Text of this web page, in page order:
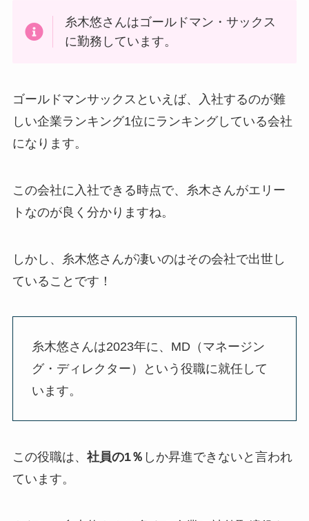
糸木悠さんはゴールドマン・サックス
に勤務しています。
ゴールドマンサックスといえば、入社するのが難
しい企業ランキング1位にランキングしている会社
になります。
この会社に入社できる時点で、糸木さんがエリー
トなのが良く分かりますね。
しかし、糸木悠さんが凄いのはその会社で出世し
ていることです！
糸木悠さんは2023年に、MD（マネージン
グ・ディレクター）という役職に就任して
います。
この役職は、 社員の1％ しか昇進できないと言われ
ています。